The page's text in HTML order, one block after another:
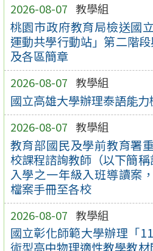
2026-08-07 教學組
桃園市政府教育局檢送國
運動共學行動站」第二階
及各區簡章
2026-08-07 教學組
國立高雄大學辦理泰語能力
2026-08-07 教學組
教育部國民及學前教育署
校課程諮詢教師（以下簡
入學之一年級入班導讀案
檔案手冊至各校
2026-08-07 教學組
國立彰化師範大學辦理「